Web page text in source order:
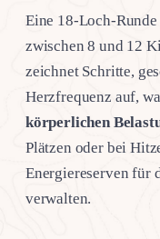
Eine 18-Loch-
zwischen 8 und 12
zeichnet Schritte,
Herzfrequenz auf,
körperlichen
Plätzen oder bei
Energiereserven für
verwalten.